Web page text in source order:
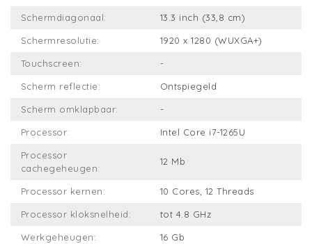
Schermdiagonaal: 13.3 inch (33,8 cm)
Schermresolutie: 1920 x 1280 (WUXGA+)
Touchscreen: -
Scherm reflectie: Ontspiegeld
Scherm omklapbaar: -
Processor: Intel Core i7-1265U
Processor
cachegeheugen:
12 Mb
Processor kernen: 10 Cores, 12 Threads
Processor kloksnelheid: tot 4.8 GHz
Werkgeheugen: 16 Gb